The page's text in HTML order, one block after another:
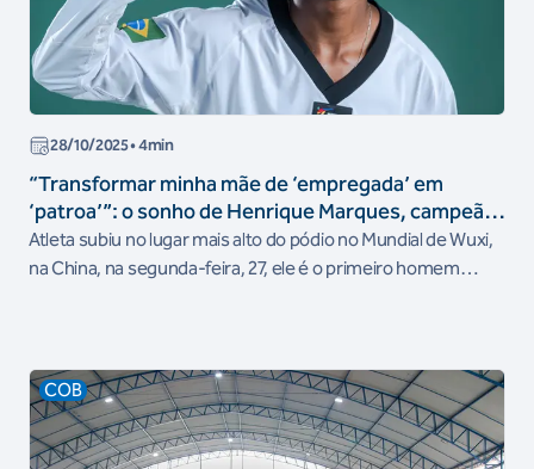
28/10/2025• 4min
“Transformar minha mãe de ‘empregada’ em
‘patroa’”: o sonho de Henrique Marques, campeão
mundial de taekwondo
Atleta subiu no lugar mais alto do pódio no Mundial de Wuxi,
na China, na segunda-feira, 27, ele é o primeiro homem
COB